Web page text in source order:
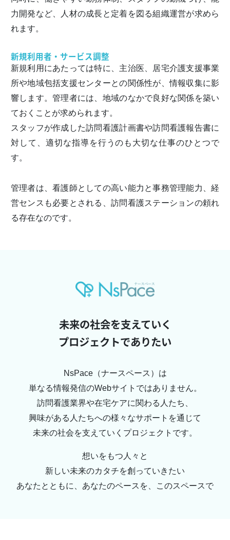
力開発など、人材の成長と定着を図る組織運営が求めら
れます。
新規利用者・サービス調整
新規利用にあたっては特に、主治医、居宅介護支援事業
所や地域包括支援センターとの関係性が、情報収集に影
響します。管理者には、地域のなかで良好な関係を築い
ておくことが求められます。
スタッフが作成した訪問看護計画書や訪問看護報告書に
対して、適切な指導を行うのも大切な仕事のひとつで
す。
管理者は、看護師としての高い能力と事務管理能力、経
営センスも必要とされる、訪問看護ステーションの頼れ
る存在なのです。
未来の社会を⽀えていく
プロジェクトでありたい
NsPace（ナースペース）は
単なる情報発信のWebサイトではありません。
訪問看護業界や在宅ケアに関わる⼈たち、
興味がある⼈たちへの様々なサポートを通じて
未来の社会を⽀えていくプロジェクトです。
想いをもつ⼈々と
新しい未来のカタチを創っていきたい
あなたとともに、あなたのペースを、このスペースで